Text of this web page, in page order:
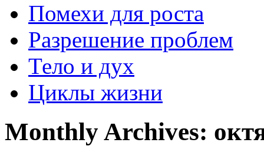
Помехи для роста
Разрешение проблем
Тело и дух
Циклы жизни
Monthly Archives: